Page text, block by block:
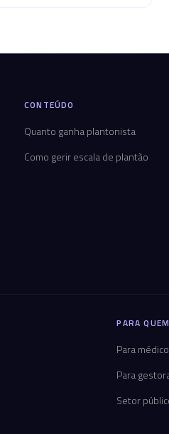
CONTEÚDO
Quanto ganha plantonista
Como gerir escala de plantão
PARA
Para
Para
Setor